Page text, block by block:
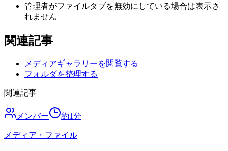
管理者がファイルタブを無効にしている場合は表示さ
れません
関連記事
メディアギャラリーを閲覧する
フォルダを整理する
関連記事
メンバー 約1分
メディア・ファイル